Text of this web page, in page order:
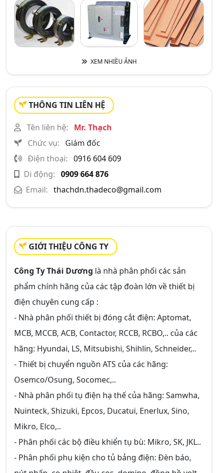
XEM NHIỀU ẢNH
THÔNG TIN LIÊN HỆ
Tên liên hệ:
Mr. Thạch
Chức vụ:
Giám đốc
Điện thoại: 0916 604 609
Di động: 0909 664 876
Email: thachdn.thadeco@gmail.com
GIỚI THIỆU CÔNG TY
Công Ty Thái Dương là nhà phân phối các sản
phẩm chính hãng của các tập đoàn lớn về thiết bị
điện chuyên cung cấp :
- Nhà phân phối thiết bị đóng cắt điện: Aptomat,
MCB, MCCB, ACB, Contactor, RCCB, RCBO,.. của các
hãng: Hyundai, LS, Mitsubishi, Shihlin, Schneider,..
- Thiết bị chuyển nguồn ATS của các hãng:
Osemco/Osung, Socomec,..
- Nhà phân phối tụ điện hạ thế của hãng: Samwha,
Nuinteck, Shizuki, Epcos, Ducatui, Enerlux, Sino,
Mikro, Elco,..
- Phân phối các bộ điều khiển tụ bù: Mikro, SK, JKL..
- Phân phối phụ kiện cho tủ bảng điện: Đèn báo,